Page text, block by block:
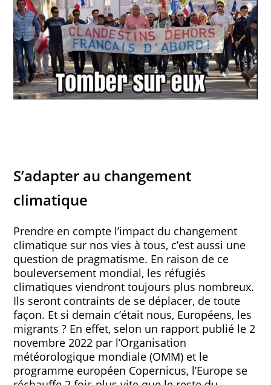
S’adapter au changement
climatique
Prendre en compte l’impact du changement
climatique sur nos vies à tous, c’est aussi une
question de pragmatisme. En raison de ce
bouleversement mondial, les réfugiés
climatiques viendront toujours plus nombreux.
Ils seront contraints de se déplacer, de toute
façon. Et si demain c’était nous, Européens, les
migrants ? En effet, selon un rapport publié le 2
novembre 2022 par l’Organisation
météorologique mondiale (OMM) et le
programme européen Copernicus, l’Europe se